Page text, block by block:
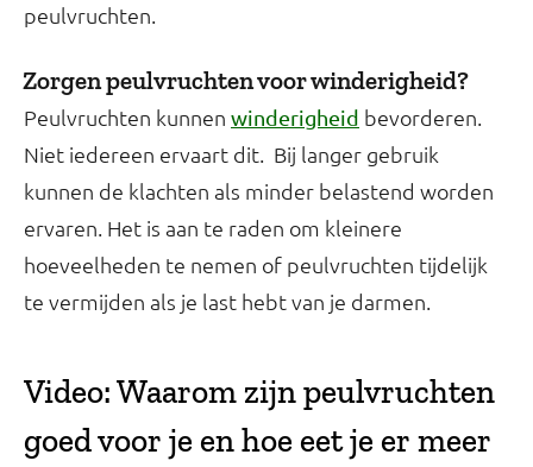
peulvruchten.
Zorgen peulvruchten voor winderigheid?
Peulvruchten kunnen winderigheid bevorderen.
Niet iedereen ervaart dit. Bij langer gebruik
kunnen de klachten als minder belastend worden
ervaren. Het is aan te raden om kleinere
hoeveelheden te nemen of peulvruchten tijdelijk
te vermijden als je last hebt van je darmen.
Video: Waarom zijn peulvruchten
goed voor je en hoe eet je er meer